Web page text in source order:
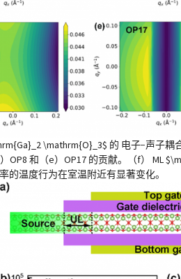
\mathrm{O}_3$ 的 电子−声子
）OP8 和（e）OP17 的贡献。（f） ML
的温度行为在室温附近有显著变化。